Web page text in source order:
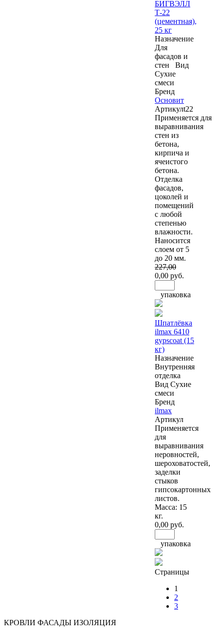
БИГВЭЛЛ
Т-22
(цементная),
25 кг
Назначение
Для
фасадов и
стен
Вид
Сухие
смеси
Бренд
Основит
Артикулt22
Применяется для
выравнивания
стен из
бетона,
кирпича и
ячеистого
бетона.
Отделка
фасадов,
цоколей и
помещений
с любой
степенью
влажности.
Наносится
слоем от 5
до 20 мм.
227,00
0,00 руб.
упаковка
Шпатлёвка
ilmax 6410
gypscoat (15
кг)
Назначение
Внутренняя
отделка
Вид Сухие
смеси
Бренд
ilmax
Артикул
Применяется
для
выравнивания
неровностей,
шероховатостей,
заделки
стыков
гипсокартонных
листов.
Масса: 15
кг.
0,00 руб.
упаковка
Страницы
1
2
3
КРОВЛИ ФАСАДЫ ИЗОЛЯЦИЯ